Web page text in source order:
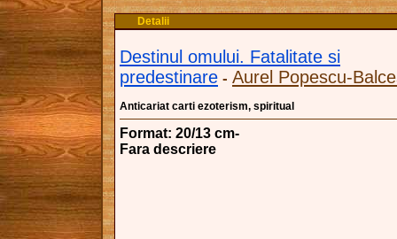
Detalii
Destinul omului. Fatalitate si
predestinare - Aurel Popescu-
Anticariat carti ezoterism, spiritual
Format: 20/13 cm-
Fara descriere